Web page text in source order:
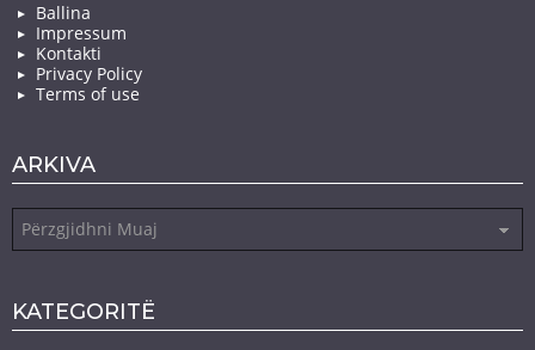
Ballina
Impressum
Kontakti
Privacy Policy
Terms of use
ARKIVA
KATEGORITË